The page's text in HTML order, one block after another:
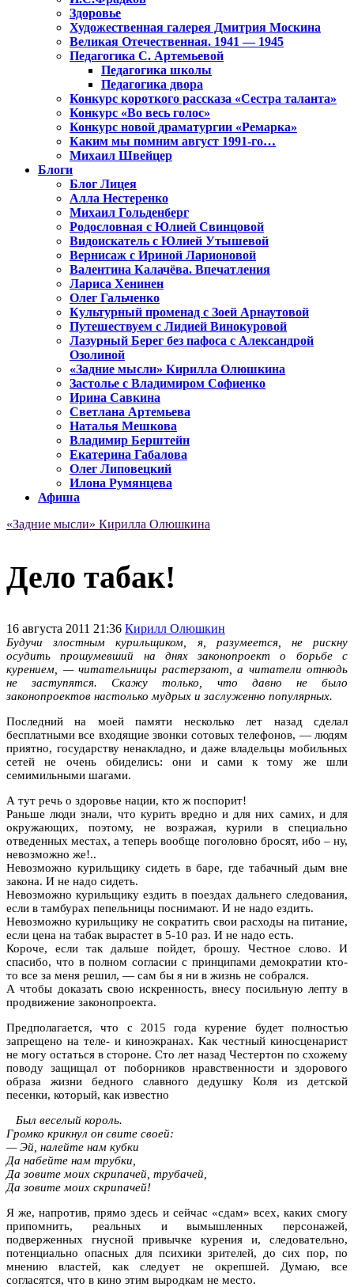
Здоровье
Художественная галерея Дмитрия Москина
Великая Отечественная. 1941 — 1945
Педагогика С. Артемьевой
Педагогика школы
Педагогика двора
Конкурс короткого рассказа «Сестра таланта»
Конкурс «Во весь голос»
Конкурс новой драматургии «Ремарка»
Каким мы помним август 1991-го…
Михаил Швейцер
Блоги
Блог Лицея
Алла Нестеренко
Михаил Гольденберг
Родословная с Юлией Свинцовой
Видоискатель с Юлией Утышевой
Вернисаж с Ириной Ларионовой
Валентина Калачёва. Впечатления
Лариса Хенинен
Олег Гальченко
Культурный променад с Зоей Арнаутовой
Путешествуем с Лидией Винокуровой
Лазурный Берег без пафоса с Александрой
Озолиной
«Задние мысли» Кирилла Олюшкина
Застолье с Владимиром Софиенко
Ирина Савкина
Светлана Артемьева
Наталья Мешкова
Владимир Берштейн
Екатерина Габалова
Олег Липовецкий
Илона Румянцева
Афиша
«Задние мысли» Кирилла Олюшкина
Дело табак!
16 августа 2011 21:36 Кирилл Олюшкин
Будучи злостным курильщиком, я, разумеется, не рискну
осудить прошумевший на днях законопроект о борьбе с
курением, — читательницы растерзают, а читатели отнюдь
не заступятся. Скажу только, что давно не было
законопроектов настолько мудрых и заслуженно популярных.
Последний на моей памяти несколько лет назад сделал
бесплатными все входящие звонки сотовых телефонов, — людям
приятно, государству ненакладно, и даже владельцы мобильных
сетей не очень обиделись: они и сами к тому же шли
семимильными шагами.
А тут речь о здоровье нации, кто ж поспорит!
Раньше люди знали, что курить вредно и для них самих, и для
окружающих, поэтому, не возражая, курили в специально
отведенных местах, а теперь вообще поголовно бросят, ибо – ну,
невозможно же!..
Невозможно курильщику сидеть в баре, где табачный дым вне
закона. И не надо сидеть.
Невозможно курильщику ездить в поездах дальнего следования,
если в тамбурах пепельницы поснимают. И не надо ездить.
Невозможно курильщику не сократить свои расходы на питание,
если цена на табак вырастет в 5-10 раз. И не надо есть.
Короче, если так дальше пойдет, брошу. Честное слово. И
спасибо, что в полном согласии с принципами демократии кто-
то все за меня решил, — сам бы я ни в жизнь не собрался.
А чтобы доказать свою искренность, внесу посильную лепту в
продвижение законопроекта.
Предполагается, что с 2015 года курение будет полностью
запрещено на теле- и киноэкранах. Как честный киносценарист
не могу остаться в стороне. Сто лет назад Честертон по схожему
поводу защищал от поборников нравственности и здорового
образа жизни бедного славного дедушку Коля из детской
песенки, который, как известно
Был веселый король.
Громко крикнул он свите своей:
— Эй, налейте нам кубки
Да набейте нам трубки,
Да зовите моих скрипачей, трубачей,
Да зовите моих скрипачей!
Я же, напротив, прямо здесь и сейчас «сдам» всех, каких смогу
припомнить, реальных и вымышленных персонажей,
подверженных гнусной привычке курения и, следовательно,
потенциально опасных для психики зрителей, до сих пор, по
мнению властей, как следует не окрепшей. Думаю, все
согласятся, что в кино этим выродкам не место.